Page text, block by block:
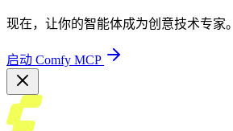
现在，让你的智能体成为创意技术专家。
启动 Comfy MCP